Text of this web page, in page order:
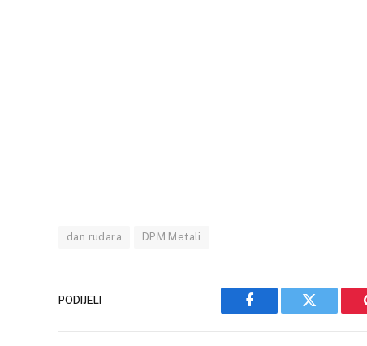
dan rudara DPM Metali
PODIJELI
Facebook Twitter